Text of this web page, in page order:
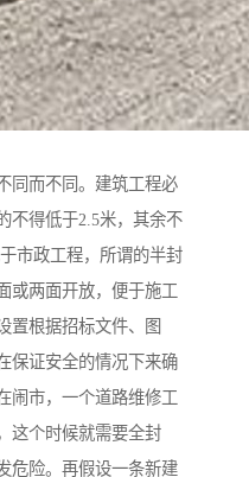
同而不同。建筑工程必
不得低于2.5米，其余不
市政工程，所谓的半封
或两面开放，便于施工
置根据招标文件、图
保证安全的情况下来确
闹市，一个道路维修工
这个时候就需要全封
危险。再假设一条新建